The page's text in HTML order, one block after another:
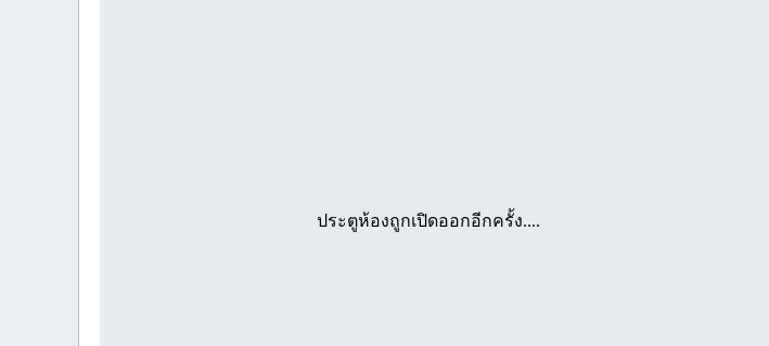
ประตูห้องถูกเปิดออกอีกครั้ง....